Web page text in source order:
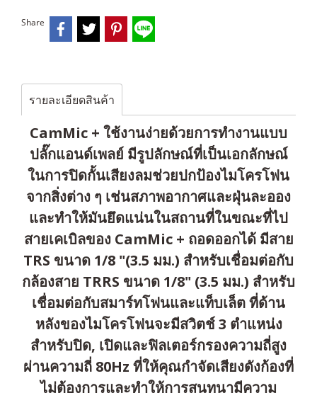
Share
รายละเอียดสินค้า
CamMic + ใช้งานง่ายด้วยการทำงานแบบ
ปลั๊กแอนด์เพลย์ มีรูปลักษณ์ที่เป็นเอกลักษณ์
ในการปิดกั้นเสียงลมช่วยปกป้องไมโครโฟน
จากสิ่งต่าง ๆ เช่นสภาพอากาศและฝุ่นละออง
และทำให้มันยึดแน่นในสถานที่ในขณะที่ไป
สายเคเบิลของ CamMic + ถอดออกได้ มีสาย
TRS ขนาด 1/8 "(3.5 มม.) สำหรับเชื่อมต่อกับ
กล้องสาย TRRS ขนาด 1/8" (3.5 มม.) สำหรับ
เชื่อมต่อกับสมาร์ทโฟนและแท็บเล็ต ที่ด้าน
หลังของไมโครโฟนจะมีสวิตช์ 3 ตำแหน่ง
สำหรับปิด, เปิดและฟิลเตอร์กรองความถี่สูง
ผ่านความถี่ 80Hz ที่ให้คุณกำจัดเสียงดังก้องที่
ไม่ต้องการและทำให้การสนทนามีความ